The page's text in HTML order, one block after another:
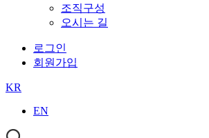
조직구성
오시는 길
로그인
회원가입
KR
EN